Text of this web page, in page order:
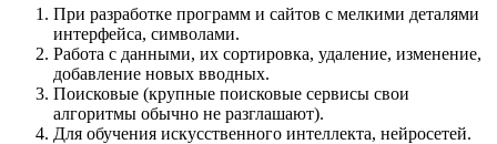
При разработке программ и сайтов с мелкими деталями
интерфейса, символами.
Работа с данными, их сортировка, удаление, изменение,
добавление новых вводных.
Поисковые (крупные поисковые сервисы свои
алгоритмы обычно не разглашают).
Для обучения искусственного интеллекта, нейросетей.